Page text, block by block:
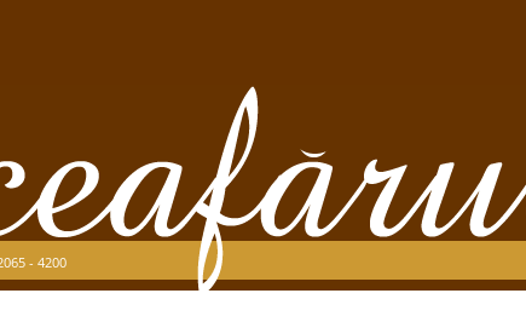
- 4200